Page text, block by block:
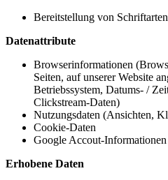
Bereitstellung von Schriftarten
Datenattribute
Browserinformationen
Seiten, auf unserer Website
Betriebssystem, Datums- /
Clickstream-Daten)
Nutzungsdaten (Ansichten,
Cookie-Daten
Google Accout-
Erhobene Daten